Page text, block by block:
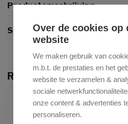
Over de cookies op
website
We maken gebruik van
m.b.t. de prestaties en het
website te verzamelen &
sociale
onze content & advertenties
personaliseren.
Productomschrijving
Specificaties
Recent bekeken